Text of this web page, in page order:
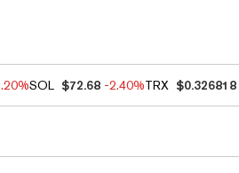
SOL $72.68 -2.40%TRX $0.326818